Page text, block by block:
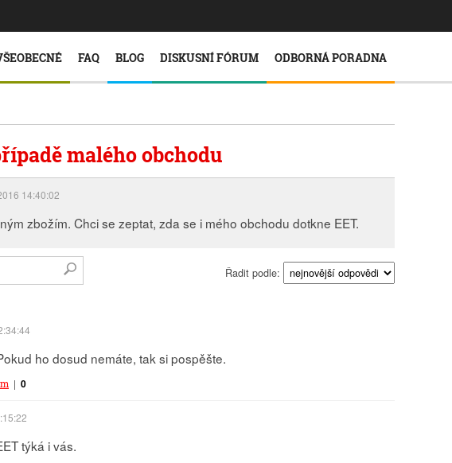
FAQ BLOG DISKUSNÍ FÓRUM ODBORNÁ PORADNA
malého obchodu
14:40:02
zbožím. Chci se zeptat, zda se i mého obchodu dotkne EET.
Řadit podle:
ho dosud nemáte, tak si pospěšte.
| 0
týká i vás.